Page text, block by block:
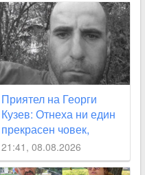
Приятел на Георги
Кузев: Отнеха ни един
прекрасен човек,
искаме справедливост
21:41, 08.08.2026